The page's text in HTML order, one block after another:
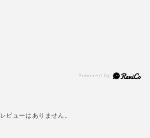
レビューはありません。